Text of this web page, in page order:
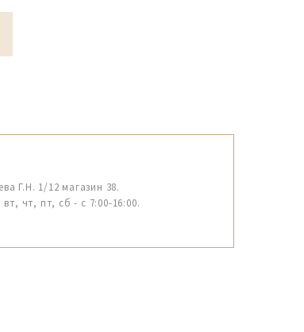
Г.Н. 1/12 магазин 38.
чт, пт, сб - с 7:00-16:00.